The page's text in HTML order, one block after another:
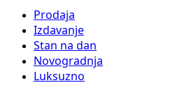
Prodaja
Izdavanje
Stan na dan
Novogradnja
Luksuzno